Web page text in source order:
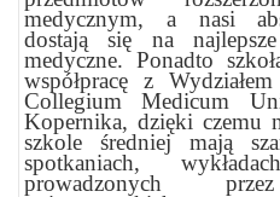
medycznym, a nasi
dostają się na
medyczne.Ponadto
współpracę z
Collegium Medicum
Kopernika, dzięki czemu
szkole średniej mają
spotkaniach,
prowadzonych